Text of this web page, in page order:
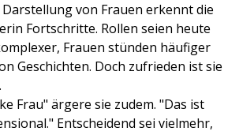
von Frauen erkennt die
Fortschritte. Rollen seien heute
Frauen stünden häufiger
Geschichten. Doch zufrieden ist sie
Frau" ärgere sie zudem. "Das ist
Entscheidend sei vielmehr,